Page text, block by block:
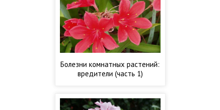
Болезни комнатных растений:
вредители (часть 1)